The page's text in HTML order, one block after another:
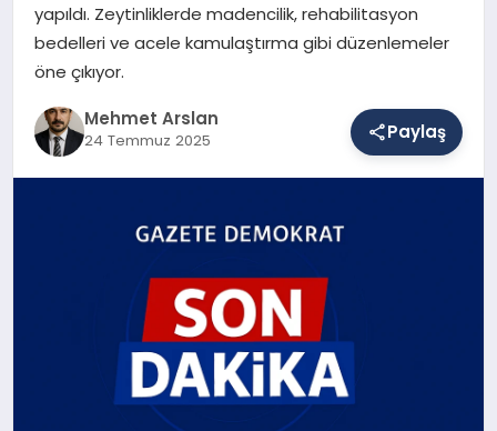
EĞITIM
DÜNYA
yapıldı. Zeytinliklerde madencilik, rehabilitasyon
bedelleri ve acele kamulaştırma gibi düzenlemeler
öne çıkıyor.
Mehmet Arslan
24 Temmuz 2025 Paylaş